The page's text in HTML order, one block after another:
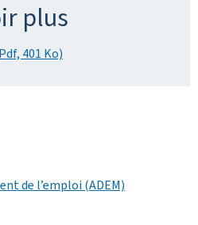
plus
401 Ko)
de l’emploi (ADEM)